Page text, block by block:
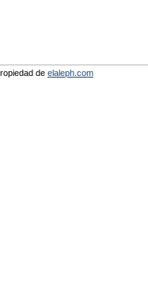
de elaleph.com